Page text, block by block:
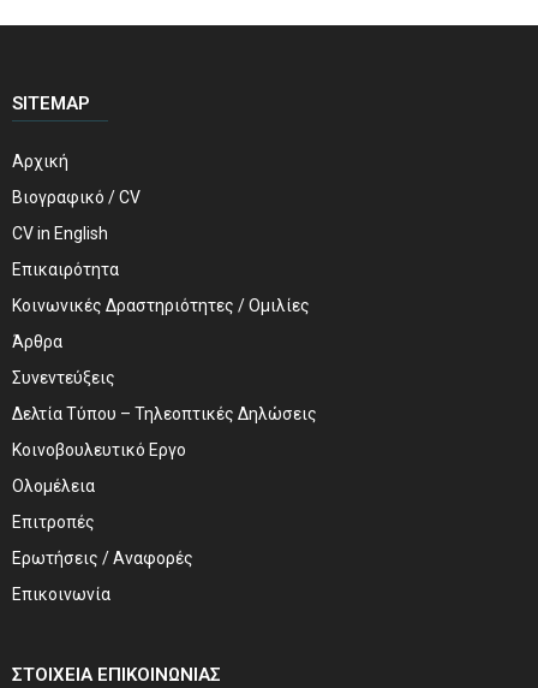
SITEMAP
Αρχική
Βιογραφικό / CV
CV in English
Επικαιρότητα
Κοινωνικές Δραστηριότητες / Ομιλίες
Άρθρα
Συνεντεύξεις
Δελτία Τύπου – Τηλεοπτικές Δηλώσεις
Κοινοβουλευτικό Εργο
Ολομέλεια
Επιτροπές
Ερωτήσεις / Αναφορές
Επικοινωνία
ΣΤΟΙΧΕΊΑ ΕΠΙΚΟΙΝΩΝΊΑΣ